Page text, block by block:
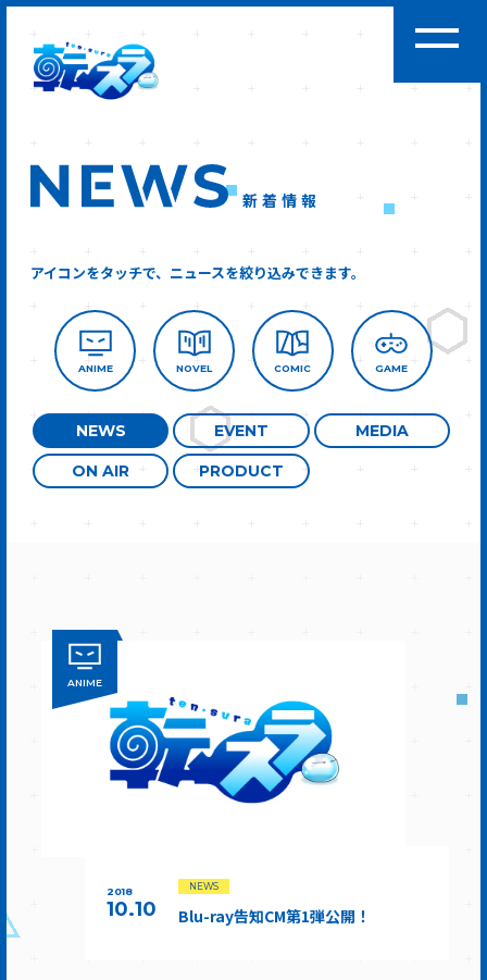
新着情報
アイコンをタッチで、ニュースを絞り込みできます。
ANIME NOVEL COMIC GAME
NEWS EVENT MEDIA
ON AIR PRODUCT
ANIME
2018
10.10
NEWS
Blu-ray告知CM第1弾公開！